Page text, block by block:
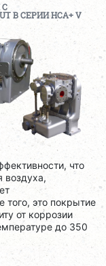
В СЕРИИHCA+ V
что
воздуха,
того, это покрытие
от коррозии
до 350